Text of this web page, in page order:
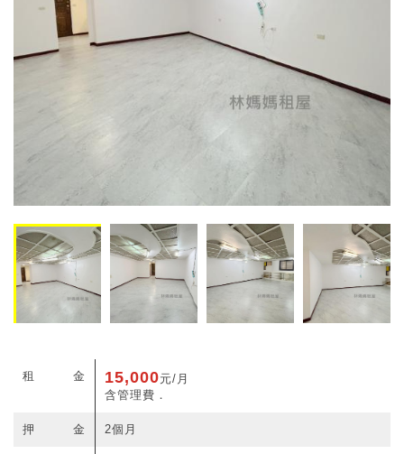
租金 15,000元/月
含管理費．
押金 2個月